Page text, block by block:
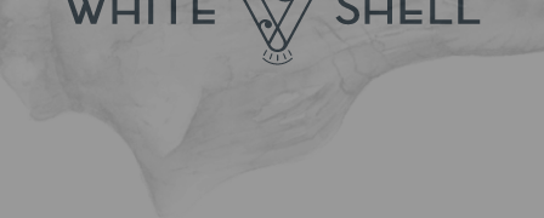
NACHHALTIGKEIT